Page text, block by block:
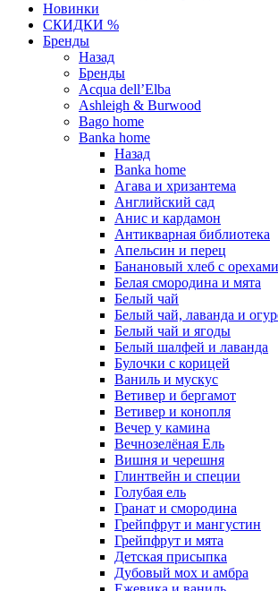
Новинки
СКИДКИ %
Бренды
Назад
Бренды
Acqua dell’Elba
Ashleigh & Burwood
Bago home
Banka home
Назад
Banka home
Агава и хризантема
Английский сад
Анис и кардамон
Антикварная библиотека
Апельсин и перец
Банановый хлеб с орехами
Белая смородина и мята
Белый чай
Белый чай, лаванда и
Белый чай и ягоды
Белый шалфей и лаванда
Булочки с корицей
Ваниль и мускус
Ветивер и бергамот
Ветивер и конопля
Вечер у камина
Вечнозелёная Ель
Вишня и черешня
Глинтвейн и специи
Голубая ель
Гранат и смородина
Грейпфрут и мангустин
Грейпфрут и мята
Детская присыпка
Дубовый мох и амбра